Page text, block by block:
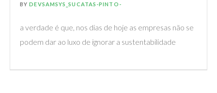
BYDEVSAMSYS_SUCATAS-PINTO-
a verdade é que, nos dias de hoje as empresas não se
podem dar ao luxo de ignorar a sustentabilidade